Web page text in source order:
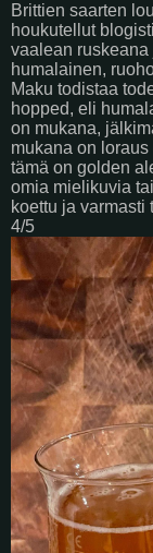
Brittien saarten
houkutellut
vaalean
humalainen,
Maku todistaa
hopped, eli
on mukana,
mukana on
tämä on golden
omia mielikuvia
koettu ja varmasti
4/5